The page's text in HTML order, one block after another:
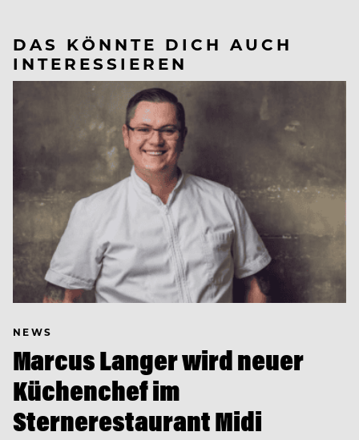
DAS KÖNNTE DICH AUCH
INTERESSIEREN
NEWS
Marcus Langer wird neuer
Küchenchef im
Sternerestaurant Midi